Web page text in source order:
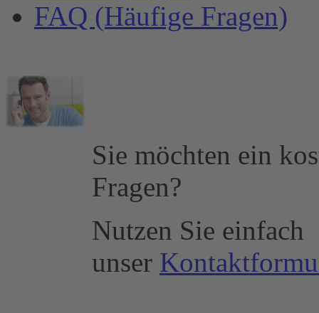
FAQ (Häufige Fragen)
Sie möchten ein
Fragen?
Nutzen Sie einfach
unser